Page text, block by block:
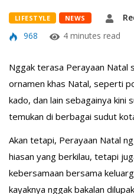
LIFESTYLE NEWS
968
4 minutes read
Nggak terasa Perayaan Natal
ornamen khas Natal, seperti
kado, dan lain sebagainya kini
temukan di berbagai sudut
Akan tetapi, Perayaan Natal
hiasan yang berkilau, tetapi
kebersamaan bersama
kayaknya nggak bakalan